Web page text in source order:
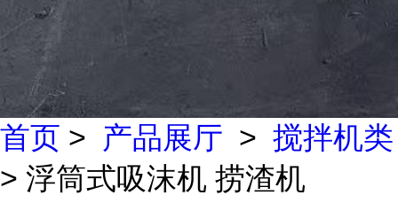
首页 > 产品展厅 > 搅拌机类
> 浮筒式吸沫机 捞渣机